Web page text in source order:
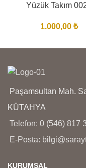
Yüzük Takım
1.000,00 ₺
Paşamsultan Mah.
KÜTAHYA
Telefon: 0 (546) 817
E-Posta:
KURUMSAL